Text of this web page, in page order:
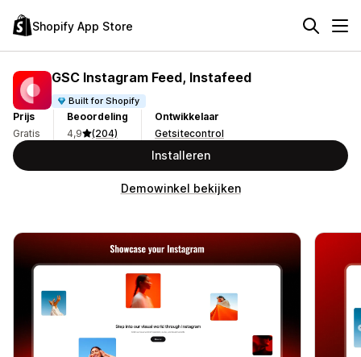
Shopify App Store
GSC Instagram Feed, Instafeed
Built for Shopify
Prijs
Gratis
Beoordeling
4,9
(204)
Ontwikkelaar
Getsitecontrol
Installeren
Demowinkel bekijken